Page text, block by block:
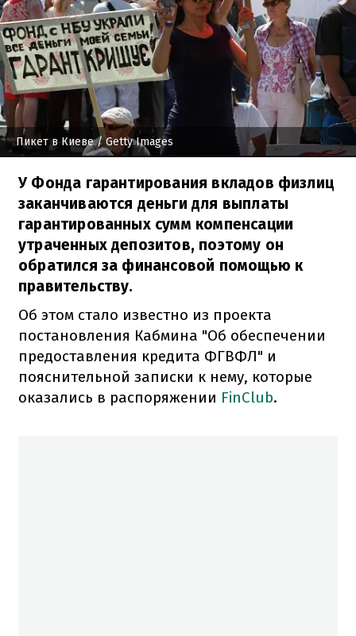
Пикет в Киеве/ Getty Images
У Фонда гарантирования вкладов физлиц
заканчиваются деньги для выплаты
гарантированных сумм компенсации
утраченных депозитов, поэтому он
обратился за финансовой помощью к
правительству.
Об этом стало известно из проекта
постановления Кабмина "Об обеспечении
предоставления кредита ФГВФЛ" и
пояснительной записки к нему, которые
оказались в распоряжении FinClub.